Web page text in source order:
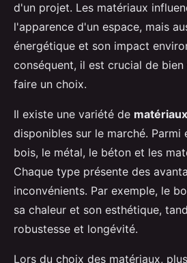
d'un projet. Les matériaux
l'apparence d'un espace, mais
énergétique et son impact
conséquent, il est crucial de
faire un choix.
Il existe une variété de
disponibles sur le marché. Parmi
bois, le métal, le béton et les
Chaque type présente des
inconvénients. Par exemple, le
sa chaleur et son esthétique,
robustesse et longévité.
Lors du choix des matériaux,